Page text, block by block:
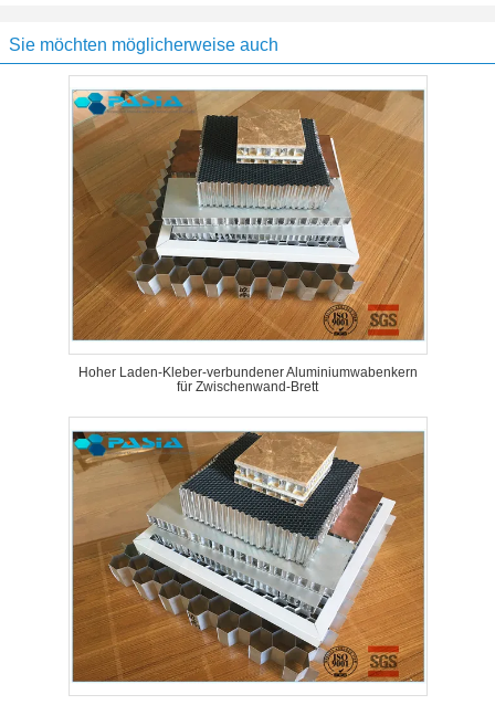
Sie möchten möglicherweise auch
Hoher Laden-Kleber-verbundener Aluminiumwabenkern
für Zwischenwand-Brett